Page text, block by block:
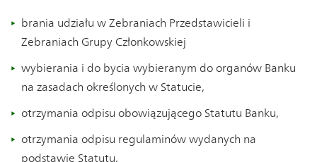
brania udziału w Zebraniach Przedstawicieli i
Zebraniach Grupy Członkowskiej
wybierania i do bycia wybieranym do organów Banku
na zasadach określonych w Statucie,
otrzymania odpisu obowiązującego Statutu Banku,
otrzymania odpisu regulaminów wydanych na
podstawie Statutu,